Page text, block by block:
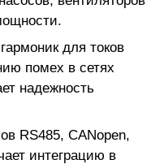
для токов
помех в сетях
надежность
RS485, CANopen,
интеграцию в